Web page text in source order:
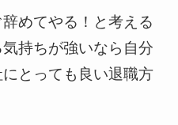
めてやる！と考える
持ちが強いなら自分
とっても良い退職方